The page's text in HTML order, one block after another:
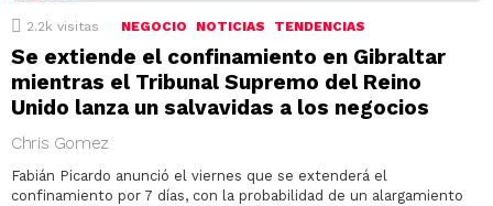
2.2k visitas NEGOCIO NOTICIAS TENDENCIAS
Se extiende el confinamiento en Gibraltar
mientras el Tribunal Supremo del Reino
Unido lanza un salvavidas a los negocios
Chris Gomez
Fabián Picardo anunció el viernes que se extenderá el
confinamiento por 7 días, con la probabilidad de un alargamiento